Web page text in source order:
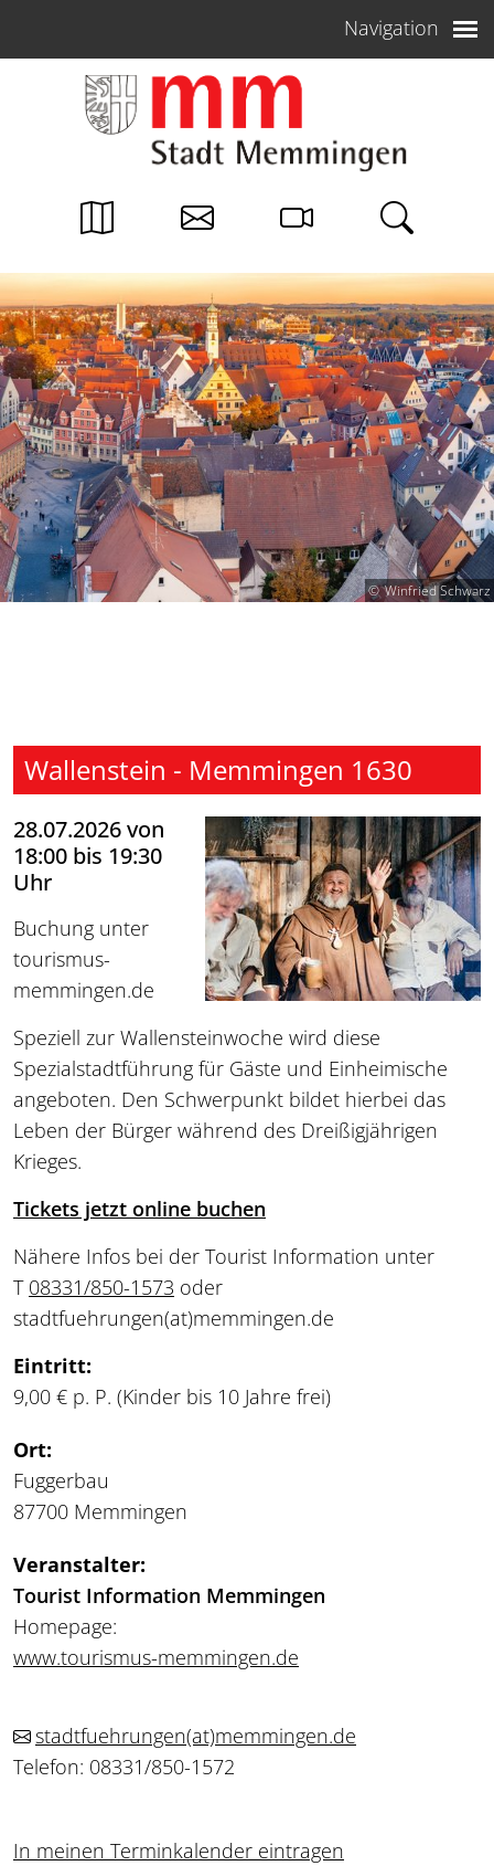
Navigation
Winfried Schwarz
Wallenstein - Memmingen 1630
28.07.2026 von
18:00 bis 19:30
Uhr
Buchung unter
tourismus-
memmingen.de
Speziell zur Wallensteinwoche wird diese
Spezialstadtführung für Gäste und Einheimische
angeboten. Den Schwerpunkt bildet hierbei das
Leben der Bürger während des Dreißigjährigen
Krieges.
Tickets jetzt online buchen
Nähere Infos bei der Tourist Information unter
T 08331/850-1573 oder
stadtfuehrungen(at)memmingen.de
Eintritt:
9,00 € p. P. (Kinder bis 10 Jahre frei)
Ort:
Fuggerbau
87700 Memmingen
Veranstalter:
Tourist Information Memmingen
Homepage:
www.tourismus-memmingen.de
stadtfuehrungen(at)memmingen.de
Telefon: 08331/850-1572
In meinen Terminkalender eintragen